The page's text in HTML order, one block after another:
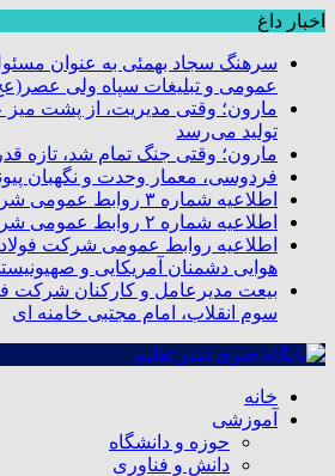
اخبار داغ
سرهنگ سجاد بهمئی به عنوان
عمومی و تبلیغات سپاه ولی
مارون؛ وقتی مدیریت، از پشت
تولید می‌رسد
مارون؛ وقتی جنگ تمام شد، تازه
فردوسی، معمار وحدت و نگهبان
اطلاعیه شماره ۳ روابط عمومی شرکت فولاد خوزستان
اطلاعیه شماره ۲ روابط عمومی شرکت فولاد خوزستان
اطلاعیه روابط عمومی شرکت
هوایی دشمنان آمریکایی و
بیعت مدیرعامل و کارکنان شرکت
سوم انقلاب، امام مجتبی خامنه ای
خانه
آموزشی
حوزه و دانشگاه
دانش و فناوری